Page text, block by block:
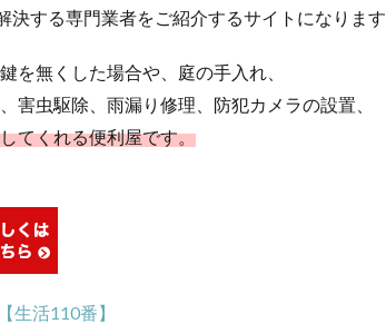
する専門業者をご紹介するサイトになりま
を無くした場合や、庭の手入れ、
害虫駆除、雨漏り修理、防犯カメラの設置、
てくれる便利屋です。
生活110番】